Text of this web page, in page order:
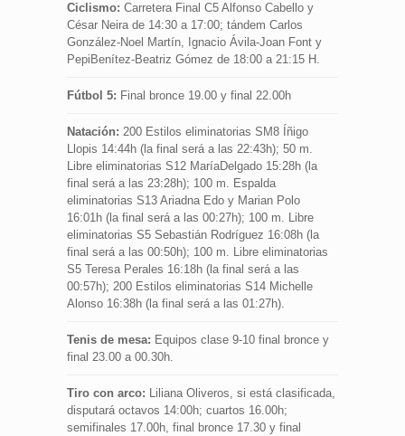
Ciclismo: Carretera Final C5 Alfonso Cabello y
César Neira de 14:30 a 17:00; tándem Carlos
González-Noel Martín, Ignacio Ávila-Joan Font y
PepiBenítez-Beatriz Gómez de 18:00 a 21:15 H.
Fútbol 5: Final bronce 19.00 y final 22.00h
Natación: 200 Estilos eliminatorias SM8 Íñigo
Llopis 14:44h (la final será a las 22:43h); 50 m.
Libre eliminatorias S12 MaríaDelgado 15:28h (la
final será a las 23:28h); 100 m. Espalda
eliminatorias S13 Ariadna Edo y Marian Polo
16:01h (la final será a las 00:27h); 100 m. Libre
eliminatorias S5 Sebastián Rodríguez 16:08h (la
final será a las 00:50h); 100 m. Libre eliminatorias
S5 Teresa Perales 16:18h (la final será a las
00:57h); 200 Estilos eliminatorias S14 Michelle
Alonso 16:38h (la final será a las 01:27h).
Tenis de mesa: Equipos clase 9-10 final bronce y
final 23.00 a 00.30h.
Tiro con arco: Liliana Oliveros, si está clasificada,
disputará octavos 14:00h; cuartos 16.00h;
semifinales 17.00h, final bronce 17.30 y final